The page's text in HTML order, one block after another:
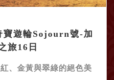
寶遊輪Sojourn號-加
旅16日
、金黃與翠綠的絕色美